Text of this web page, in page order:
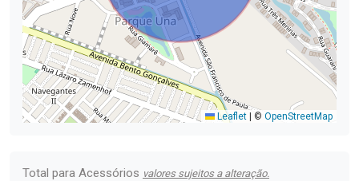
Leaflet © OpenStreetMap
Total para Acessórios valores sujeitos a alteração.